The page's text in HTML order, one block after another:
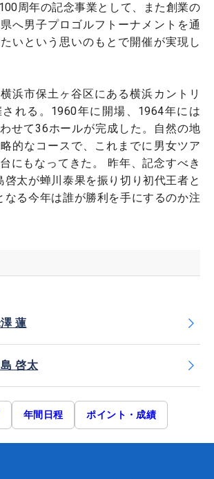
周年の記念事業として、また創業の
へ男子プロゴルフトーナメントを通
いという思いのもとで開催が実現し
浜市保土ヶ谷区にある横浜カントリ
れる。1960年に開場、1964年には
せて36ホールが完成した。自然の地
的なコースで、これまでに男女ツア
にもなってきた。 昨年、記念すべき
啓太が蝉川泰果を振り切り初代王者と
なる今年は誰が勝利を手にするのか注
蓮
啓太
年間日程 ポイント・成績